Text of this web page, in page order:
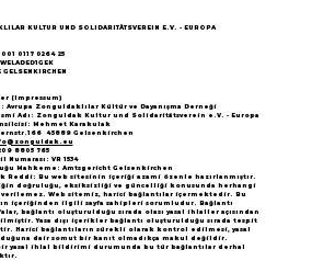
yankı uyandırdı...
KULTUR UND SOLIDARITÄTSVEREIN E.V. - EUROPA
0117 0264 25
GELSENKIRCHEN
(Impressum)
Avrupa Zonguldaklılar Kültür ve Dayanışma Derneği
Adı: Zonguldak Kultur und Solidaritätsverein e.V. - Europa
Mehmet Karakulak
45889 Gelsenkirchen
8805 765
Numarası: VR 1534
Mahkeme: Amtsgericht Gelsenkirchen
Reddi: Bu web sitesinin içeriği azami özenle hazırlanmıştır.
doğruluğu, eksiksizliği ve güncelliği konusunda herhangi
verilemez. Web sitemiz, harici bağlantılar içermektedir. Bu
içeriğinden ilgili sayfa sahipleri sorumludur. Bağlantı
bağlantı oluşturulduğu sırada olası yasal ihlaller açısından
Yasa dışı içerikler bağlantı oluşturulduğu sırada tespit
Harici bağlantıların sürekli olarak kontrol edilmesi, yasal
dair somut bir kanıt olmadıkça makul değildir.
yasal ihlal bildirimi durumunda bu tür bağlantılar derhal